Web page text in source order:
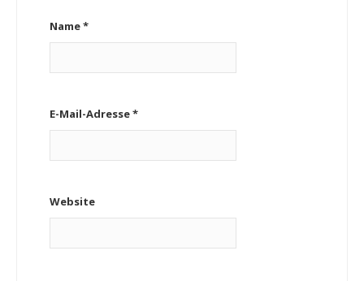
Name*
E-Mail-Adresse*
Website